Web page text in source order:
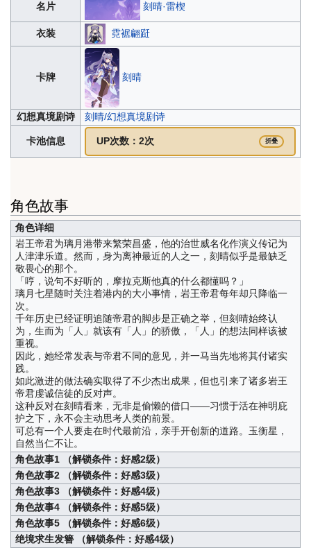
名片 刻晴·雷楔
衣装 霓裾翩跹
卡牌 刻晴
幻想真境剧诗 刻晴/幻想真境剧诗
卡池信息 UP次数：2次 折叠
角色故事
角色详细
岩王帝君为璃月港带来繁荣昌盛，他的治世威名化作演义传记为
人津津乐道。然而，身为离神最近的人之一，刻晴似乎是最缺乏
敬畏心的那个。
「哼，说句不好听的，摩拉克斯他真的什么都懂吗？」
璃月七星随时关注着港内的大小事情，岩王帝君每年却只降临一
次。
千年历史已经证明追随帝君的脚步是正确之举，但刻晴始终认
为，生而为「人」就该有「人」的骄傲，「人」的想法同样该被
重视。
因此，她经常发表与帝君不同的意见，并一马当先地将其付诸实
践。
如此激进的做法确实取得了不少杰出成果，但也引来了诸多岩王
帝君虔诚信徒的反对声。
这种反对在刻晴看来，无非是偷懒的借口——习惯于活在神明庇
护之下，永不会主动思考人类的前景。
可总有一个人要走在时代最前沿，亲手开创新的道路。玉衡星，
自然当仁不让。
角色故事1 （解锁条件：好感2级）
角色故事2 （解锁条件：好感3级）
角色故事3 （解锁条件：好感4级）
角色故事4 （解锁条件：好感5级）
角色故事5 （解锁条件：好感6级）
绝境求生发簪 （解锁条件：好感4级）